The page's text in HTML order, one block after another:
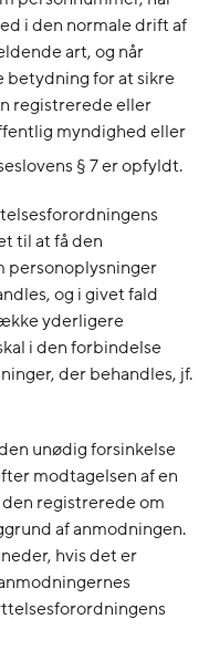
i den normale drift af
art, og når
betydning for at sikre
registrerede eller
myndighed eller
§ 7 er opfyldt.
til at få den
personoplysninger
og i givet fald
yderligere
i den forbindelse
der behandles, jf.
unødig forsinkelse
modtagelsen af en
registrerede om
af anmodningen.
hvis det er